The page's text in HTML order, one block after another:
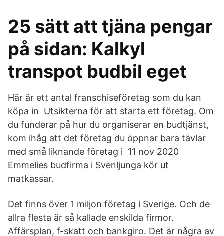
25 sätt att tjäna pengar
på sidan: Kalkyl
transpot budbil eget
Här är ett antal franschiseföretag som du kan
köpa in Utsikterna för att starta ett företag. Om
du funderar på hur du organiserar en budtjänst,
kom ihåg att det företag du öppnar bara tävlar
med små liknande företag i 11 nov 2020
Emmelies budfirma i Svenljunga kör ut
matkassar.
Det finns över 1 miljon företag i Sverige. Och de
allra flesta är så kallade enskilda firmor.
Affärsplan, f-skatt och bankgiro. Det är några av